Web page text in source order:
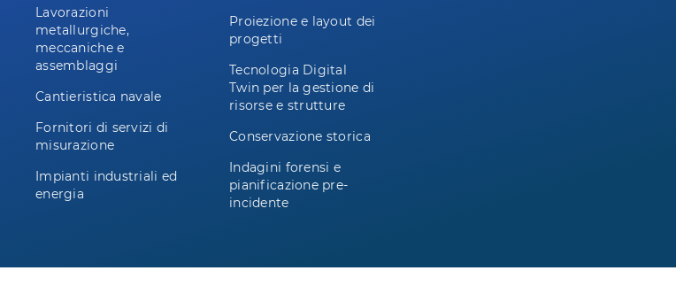
Lavorazioni
metallurgiche,
meccaniche e
assemblaggi
Cantieristica navale
Fornitori di servizi di
misurazione
Impianti industriali ed
energia
Proiezione e layout dei
progetti
Tecnologia Digital
Twin per la gestione di
risorse e strutture
Conservazione storica
Indagini forensi e
pianificazione pre-
incidente